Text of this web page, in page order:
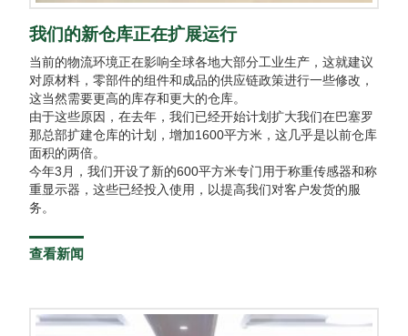
我们的新仓库正在扩展运行
当前的物流环境正在影响全球各地大部分工业生产，这就建议
对原材料，零部件的组件和成品的供应链政策进行一些修改，
这当然需要更高的库存和更大的仓库。
由于这些原因，在去年，我们已经开始计划扩大我们在巴塞罗
那总部扩建仓库的计划，增加1600平方米，这几乎是以前仓库
面积的两倍。
今年3月，我们开设了新的600平方米专门用于称重传感器和称
重显示器，这些已经投入使用，以提高我们对客户发货的服
务。
查看新闻